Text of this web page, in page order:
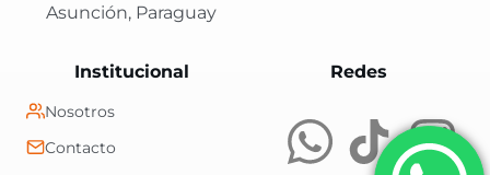
RedesCentral Shop es
Institucional
Nosotros
Contacto
Asunción, Paraguay